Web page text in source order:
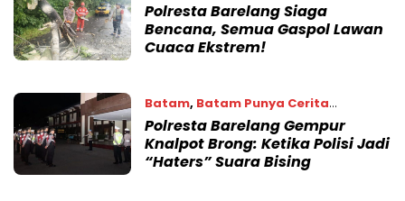
Polresta Barelang Siaga
Bencana, Semua Gaspol Lawan
Cuaca Ekstrem!
Batam, Batam Punya Cerita
08/01/2025
Polresta Barelang Gempur
Knalpot Brong: Ketika Polisi Jadi
“Haters” Suara Bising